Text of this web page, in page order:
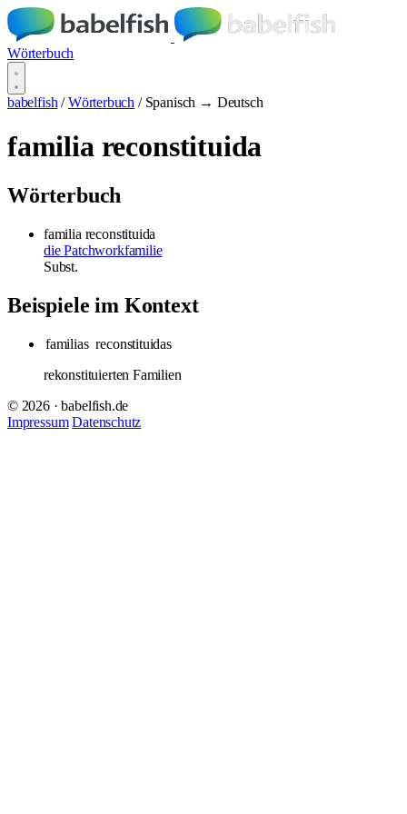
Wörterbuch
babelfish / Wörterbuch / Spanisch → Deutsch
familia reconstituida
Wörterbuch
familia reconstituida
die Patchworkfamilie
Subst.
Beispiele im Kontext
familias reconstituidas
rekonstituierten Familien
© 2026 · babelfish.de
Impressum Datenschutz